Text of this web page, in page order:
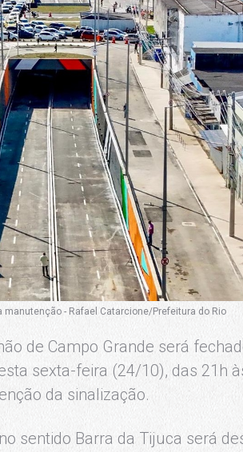
manutenção - Rafael Catarcione/Prefeitura do Rio
de Campo Grande será
sexta-feira (24/10), das 21h
da sinalização.
sentido Barra da Tijuca será